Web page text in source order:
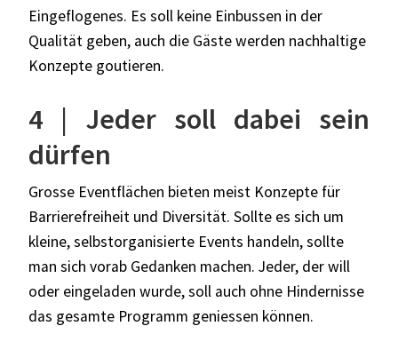
Eingeflogenes. Es soll keine Einbussen in der
Qualität geben, auch die Gäste werden nachhaltige
Konzepte goutieren.
4 | Jeder soll dabei sein
dürfen
Grosse Eventflächen bieten meist Konzepte für
Barrierefreiheit und Diversität. Sollte es sich um
kleine, selbstorganisierte Events handeln, sollte
man sich vorab Gedanken machen. Jeder, der will
oder eingeladen wurde, soll auch ohne Hindernisse
das gesamte Programm geniessen können.